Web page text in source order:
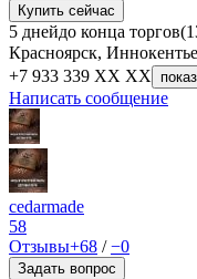
Купить сейчас
5 днейдо конца торгов
Красноярск,
+7 933 339 XX XX
Написать сообщение
cedarmade
58
Отзывы+68 /−0
Задать вопрос